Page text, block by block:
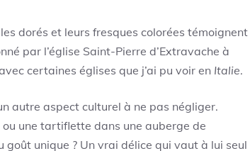
dorés et leurs fresques colorées témoignent
par l’église Saint-Pierre d’Extravache à
certaines églises que j’ai pu voir en Italie.
autre aspect culturel à ne pas négliger.
ou une tartiflette dans une auberge de
unique ? Un vrai délice qui vaut à lui seul